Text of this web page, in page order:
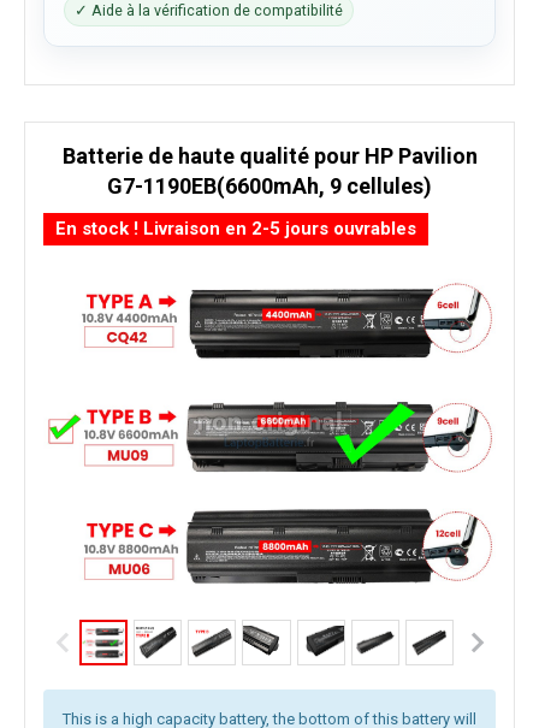
✓ Aide à la vérification de compatibilité
Batterie de haute qualité pour HP Pavilion
G7-1190EB(6600mAh, 9 cellules)
En stock ! Livraison en 2-5 jours ouvrables
This is a high capacity battery, the bottom of this battery will